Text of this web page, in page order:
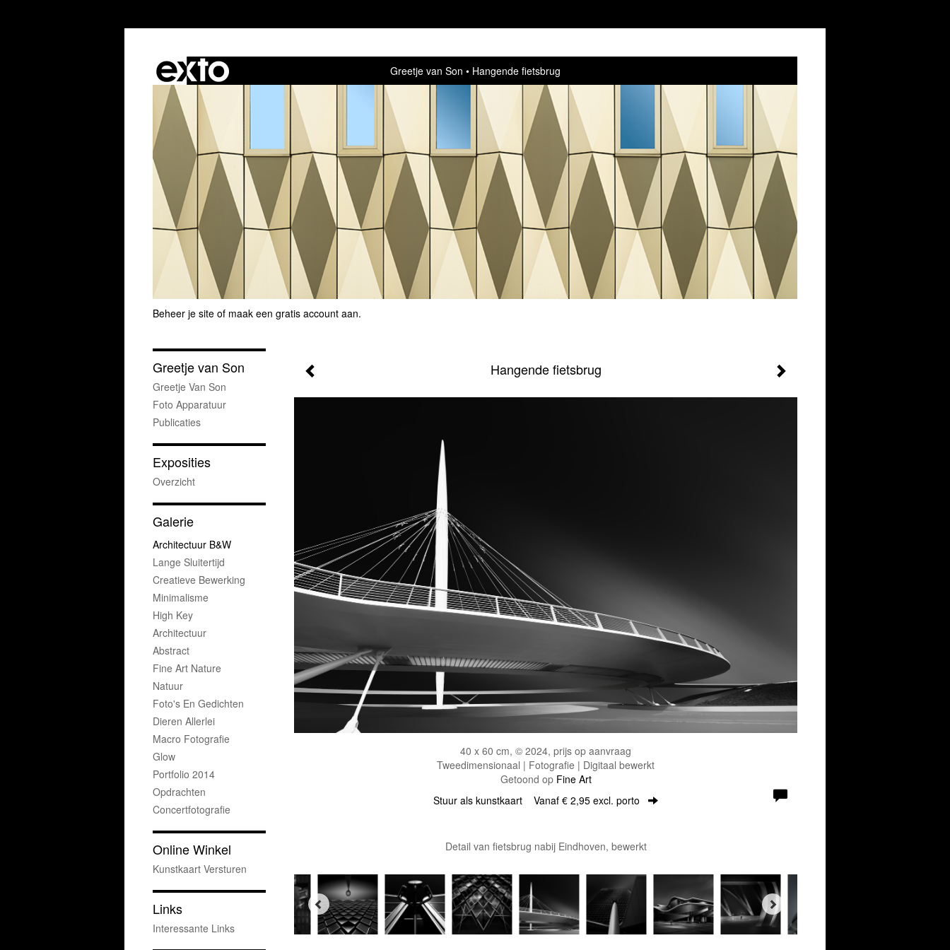
Greetje van Son Hangende fietsbrug
Beheer je site of maak een gratis account aan.
Hangende fietsbrug
40 x 60 cm, © 2024, prijs op aanvraag
Tweedimensionaal | Fotografie | Digitaal bewerkt
Getoond op Fine Art
Stuur als kunstkaart Vanaf € 2,95 excl. porto
Detail van fietsbrug nabij Eindhoven, bewerkt
Greetje van Son
Greetje Van Son
Foto Apparatuur
Publicaties
Exposities
Overzicht
Galerie
Architectuur B&w
Lange Sluitertijd
Creatieve Bewerking
Minimalisme
High Key
Architectuur
Abstract
Fine Art Nature
Natuur
Foto's En Gedichten
Dieren Allerlei
Macro Fotografie
Glow
Portfolio 2014
Opdrachten
Concertfotografie
Online Winkel
Kunstkaart Versturen
Links
Interessante Links